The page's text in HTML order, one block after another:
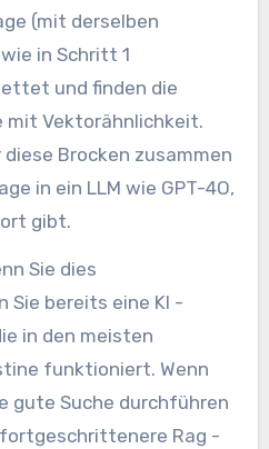
(mit derselben
in Schritt 1
und finden die
mit Vektorähnlichkeit.
Brocken zusammen
in ein LLM wie GPT-4O,
gibt.
Sie dies
Sie bereits eine KI -
in den meisten
funktioniert. Wenn
gute Suche durchführen
Rag -